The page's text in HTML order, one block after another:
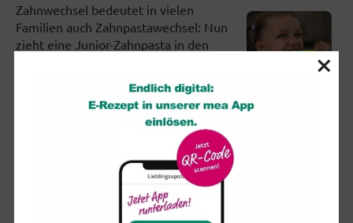
Zahnwechsel bedeutet in vielen
Familien auch Zahnpastawechsel: Nun
zieht eine Junior-Zahnpasta in den
Emotionale Nähe entscheidet: Bin ich nur allein oder
Einsamkeit kann Menschen in jedem
Alter treffen - selbst wenn sie ständig
in Gesellschaft sind. Aber es gibt
×